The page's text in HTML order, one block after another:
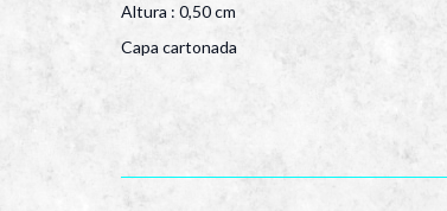
Altura : 0,50 cm
Capa cartonada